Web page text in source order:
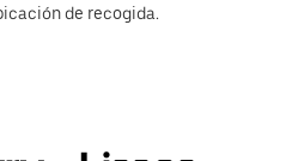
de recogida.